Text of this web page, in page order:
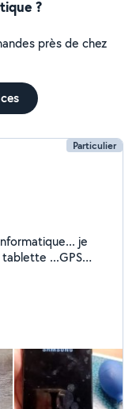
?
près de chez
Particulier
...GPS
souci beug ne s
comme
vous faire,
suis entrain de
la qui sera
vous avez besoin